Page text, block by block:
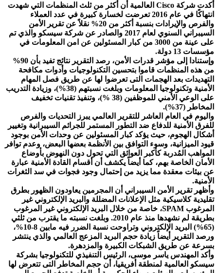
أكدت شركة Cisco العالمية أن أكثر من ثلث المنظمات التي شهدت
انتهاكًا في عام 2016 تعرضت لخسارة كبيرة في عدد العملاء
والفرص والإيرادات بنسبة أكثر من 20% نقلاً عن تقرير الأمن
السيبراني السنوي لعام 2017 والصادر عن شركة سيسكو والذي تم
على عينة من 3000 من كبار المسئولين عن امن المعلومات في
مؤسسات 13 دولة.
وإستنادا إلى مؤشر قدرات الأمن، رصد التقرير نتائج تفيد بأن 90%
من هذه المنظمات قاموا بتحسين التكنولوجيات وأدوات مكافحة
التهديدات بعد الهجمات التى تعرضوا لها عن طريق فصل المهام
الأمنية وتكنولوجيا المعلومات وبلغت نسبتهم (38%)، وزيادة التدريب
على الوعي الأمني للموظفين (38 %)، وتنفيذ تقنيات تخفيف
المخاطر (37%).
واليوم في العام العاشر للتقرير العالمي يبرز التحديات والفرص
للفرق الأمنية للدفاع ضد التطور المستمر للجرائم السيبرانية وتغيير
أشكال الهجوم، حيث يؤكد كبار المسئولين عن وحدات الأمن بوجود
قيود الميزانية، وسوء التوافق بين الأنظمة بعضها البعض، وعدم توافر
المواهب المُدربة كأكبر العوائق التي تحول دون النهوض بأوضاع
الأمان الخاصة بهم، كما أيضاً يكشف أن أقسام القادة الأمنية عبارة
عن بيئات معقدة مما يزيد من إحتمال وجود فجوات في سد الثغرات
الأمنية.
وأظهر تقرير الأمن السيبراني أن المجرمين يعاودون الظهور بطرق
تقليدية كلاسيكية مثل الإعلانات المضللة والبريد الإلكتروني غير
المرغوب SPAM، خاصة من خلال البريد الإلكتروني غير المرغوب
بطريقة لم نشهدها منذ عام 2010. وبلغت نسبته ما يقترب من ثلثي
(65%) البريد الإلكتروني وتراوحت نسبة الضرر فيه مابين 8-10%،
ورصد التقرير أيضاً زيادة حجم البريد المزعج العالمي والذي ينتشر
بسرعة عن طريق الشبكات الكبيرة والمزدهرة.
وأكد المهندس ياسر موسى، الرئيس التنفيذي للتكنولوجيا بشركة
سيسكو العالمية لمنطقة أفريقيا، أن حجم المخاطر التى تتعرض لها